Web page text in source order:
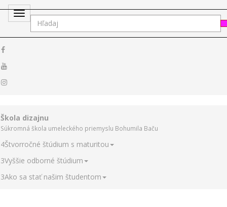
Toggle
navigation
Škola dizajnu
Súkromná škola umeleckého priemyslu Bohumila Baču
4Štvorročné štúdium s maturitou
3Vyššie odborné štúdium
3Ako sa stať našim študentom